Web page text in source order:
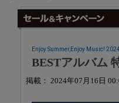
Enjoy Summer,Enjoy Music!
BESTアルバム
掲載： 2024年07月16日